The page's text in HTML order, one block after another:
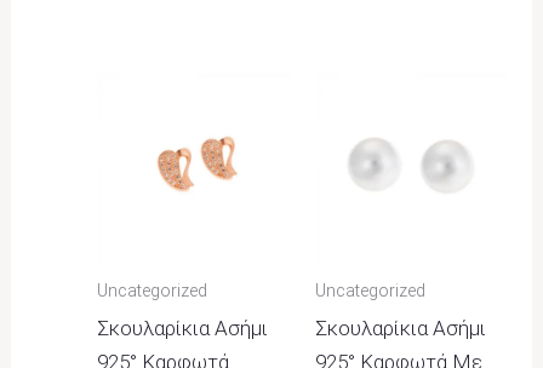
Uncategorized
Σκουλαρίκια Ασήμι
925° Καρφωτά
Uncategorized
Σκουλαρίκια Ασήμι
925° Καρφωτά Με